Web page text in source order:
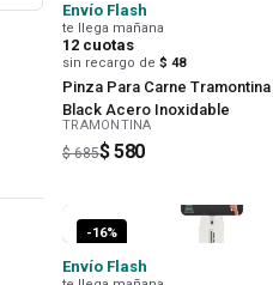
Envío Flash
te llega mañana
12 cuotas
sin recargo de $ 48
Pinza Para Carne
Black Acero Inoxidable
TRAMONTINA
$ 685$ 580
-16%
Envío Flash